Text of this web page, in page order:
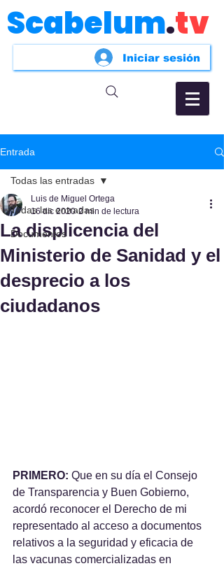
Scabelum.tv
Iniciar sesión
Entrada
Todas las entradas
Documentos
Todas las entradas
La displicencia del
Ministerio de Sanidad y el
desprecio a los
ciudadanos
Luis de Miguel Ortega
16 dic 2020 2 min de lectura
PRIMERO: Que en su día el Consejo
de Transparencia y Buen Gobierno,
acordó reconocer el Derecho de mi
representado al acceso a documentos
relativos a la seguridad y eficacia de
las vacunas comercializadas en